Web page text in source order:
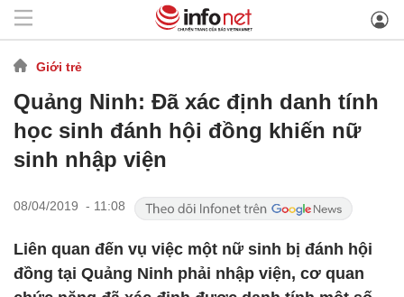
Giới trẻ
Quảng Ninh: Đã xác định danh tính
học sinh đánh hội đồng khiến nữ
sinh nhập viện
08/04/2019 - 11:08
Liên quan đến vụ việc một nữ sinh bị đánh hội
đồng tại Quảng Ninh phải nhập viện, cơ quan